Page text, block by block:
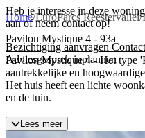
Heb je interesse in deze
aan of neem contact op!
Bezichtiging aanvragen
Adviesgesprek inplannen
Home/EuroParcs Reestervallei/
Pavilon Mystique 4 - 93a
Pavilon Mystique 4 - Het type
aantrekkelijke en
Het huis heeft een lichte
en de tuin.
Lees meer